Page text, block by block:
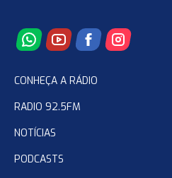
CONHEÇA A RÁDIO
RADIO 92.5FM
NOTÍCIAS
PODCASTS